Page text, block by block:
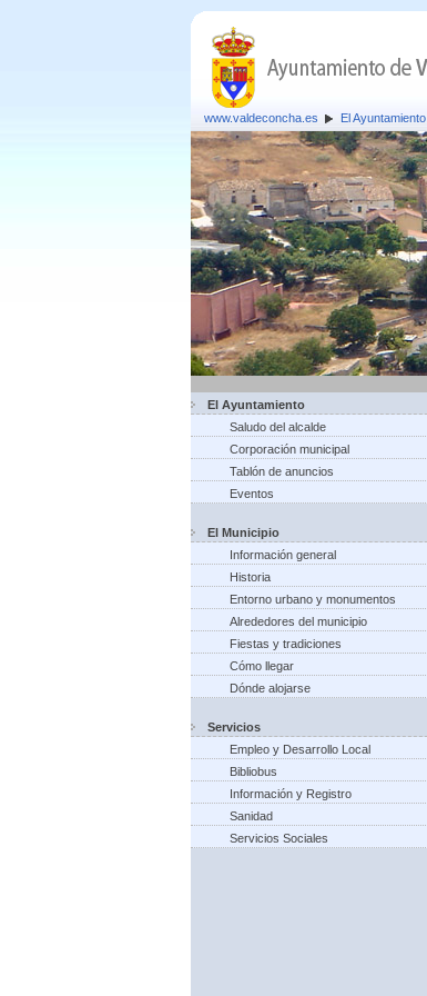
www.valdeconcha.es El Ayuntamiento
El Ayuntamiento
Saludo del alcalde
Corporación municipal
Tablón de anuncios
Eventos
El Municipio
Información general
Historia
Entorno urbano y monumentos
Alrededores del municipio
Fiestas y tradiciones
Cómo llegar
Dónde alojarse
Servicios
Empleo y Desarrollo Local
Bibliobus
Información y Registro
Sanidad
Servicios Sociales